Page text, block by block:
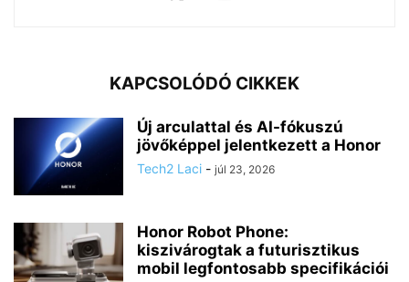
KAPCSOLÓDÓ CIKKEK
Új arculattal és AI-fókuszú
jövőképpel jelentkezett a Honor
Tech2 Laci - júl 23, 2026
Honor Robot Phone:
kiszivárogtak a futurisztikus
mobil legfontosabb specifikációi